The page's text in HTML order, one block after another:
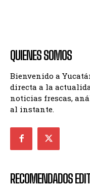
QUIENES SOMOS
Bienvenido a
directa a la
noticias frescas,
al instante.
RECOMENDADOS